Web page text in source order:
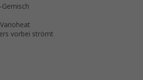
vorbei strömt